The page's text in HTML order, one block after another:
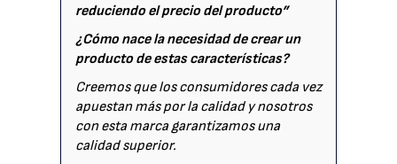
reduciendo el precio del producto”
¿Cómo nace la necesidad de crear un
producto de estas características?
Creemos que los consumidores cada vez
apuestan más por la calidad y nosotros
con esta marca garantizamos una
calidad superior.